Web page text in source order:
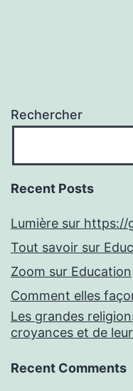
Rechercher
Recent Posts
Lumière sur https://
Tout savoir sur
Zoom sur Education
Comment elles
Les grandes
croyances et de
Recent Comments